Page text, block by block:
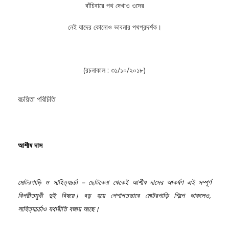
বাঁচিবারে পথ দেখাও ওদের
নেই যাদের কোনোও ভাবনার পথপ্রদর্শক।
(রচনাকাল : ৩১/১০/২০১৮)
রচয়িতা পরিচিতি
আশীষ দাস
মোটরগাড়ি ও সাহিত্যচর্চা – ছোটবেলা থেকেই আশীষ দাসের আকর্ষণ এই সম্পূর্ণ
বিপরীতমুখী দুই বিষয়ে। বড় হয়ে পেশাগতভাবে মোটরগাড়ি শিল্পে থাকলেও,
সাহিত্যচর্চাও যথারীতি বজায় আছে।